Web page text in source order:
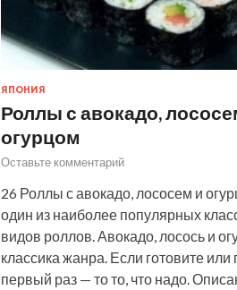
ЯПОНИЯ
Роллы с авокадо,
огурцом
Оставьте комментарий
26 Роллы с авокадо, лососем и
один из наиболее популярных
видов роллов. Авокадо, лосось и
классика жанра. Если готовите или
первый раз — то то, что надо.